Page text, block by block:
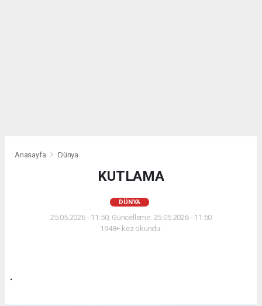
Anasayfa Dünya
KUTLAMA
DÜNYA
25.05.2026 - 11:50, Güncelleme: 25.05.2026 - 11:50
1948+ kez okundu.
.